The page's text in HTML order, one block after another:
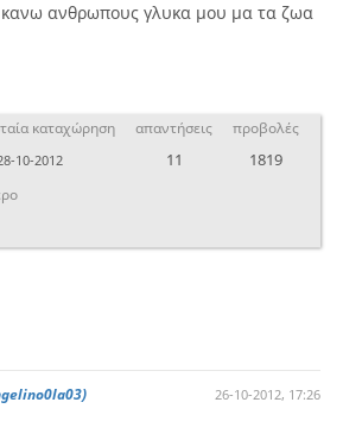
ανθρωπους γλυκα μου μα τα ζωα
καταχώρηση
10-2012
απαντήσεις
11
προβολές
1819
26-10-2012, 17:26